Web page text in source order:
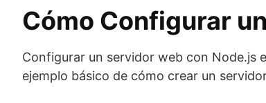
Cómo Configurar
Configurar un servidor web con Node.js
ejemplo básico de cómo crear un